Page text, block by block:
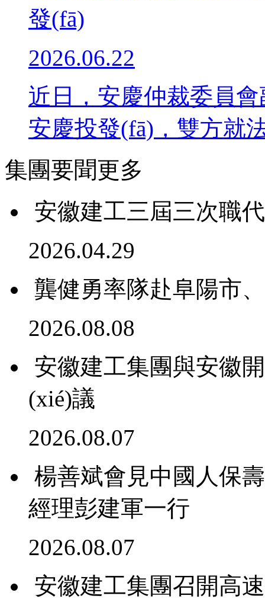
發(fā)
2026.06.22
近日，安慶仲裁委
安慶投發(fā)，雙方就
集團要聞更多
安徽建工三屆三次職
2026.04.29
龔健勇率隊赴阜陽市
2026.08.08
安徽建工集團與安徽
(xié)議
2026.08.07
楊善斌會見中國人保壽
經理彭建軍一行
2026.08.07
安徽建工集團召開高